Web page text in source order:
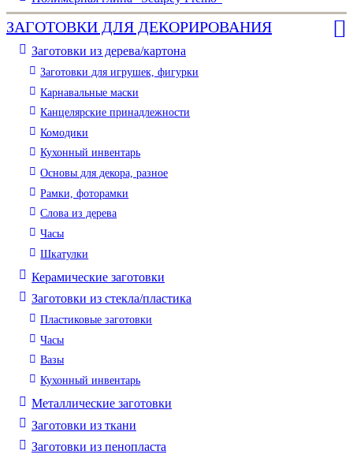
ЗАГОТОВКИ ДЛЯ ДЕКОРИРОВАНИЯ
Заготовки из дерева/картона
Заготовки для игрушек, фигурки
Карнавальные маски
Канцелярские принадлежности
Комодики
Кухонный инвентарь
Основы для декора, разное
Рамки, фоторамки
Слова из дерева
Часы
Шкатулки
Керамические заготовки
Заготовки из стекла/пластика
Пластиковые заготовки
Часы
Вазы
Кухонный инвентарь
Металлические заготовки
Заготовки из ткани
Заготовки из пенопласта